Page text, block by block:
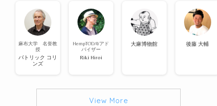
麻布大学 名誉教
授
パトリック コリ
ンズ
HempTODAYアド
バイザー
Riki Hiroi
大麻博物館 後藤 大輔
View More